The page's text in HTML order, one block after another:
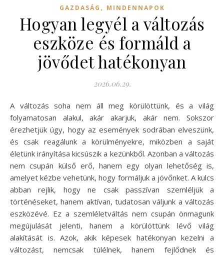
GAZDASÁG , MINDENNAPOK
Hogyan legyél a változás
eszköze és formáld a
jövődet hatékonyan
2026.06.29.
A változás soha nem áll meg körülöttünk, és a világ
folyamatosan alakul, akár akarjuk, akár nem. Sokszor
érezhetjük úgy, hogy az események sodrában elveszünk,
és csak reagálunk a körülményekre, miközben a saját
életünk irányítása kicsúszik a kezünkből. Azonban a változás
nem csupán külső erő, hanem egy olyan lehetőség is,
amelyet kézbe vehetünk, hogy formáljuk a jövőnket. A kulcs
abban rejlik, hogy ne csak passzívan szemléljük a
történéseket, hanem aktívan, tudatosan váljunk a változás
eszközévé. Ez a szemléletváltás nem csupán önmagunk
megújulását jelenti, hanem a körülöttünk lévő világ
alakítását is. Azok, akik képesek hatékonyan kezelni a
változást, nemcsak túlélnek, hanem fejlődnek és